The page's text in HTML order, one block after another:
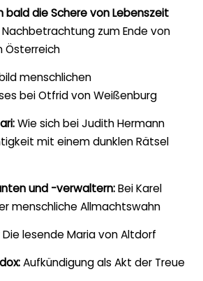
bald die Schere von Lebenszeit
Nachbetrachtung zum Ende von
Österreich
menschlichen
bei Otfrid von Weißenburg
Wie sich bei Judith Hermann
mit einem dunklen Rätsel
und -verwaltern:Bei Karel
menschliche Allmachtswahn
Die lesende Maria von Altdorf
Aufkündigung als Akt der Treue